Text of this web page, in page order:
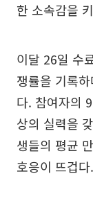
한 소속감을
이달 26일 수
쟁률을 기록
다. 참여자의
상의 실력을
생들의 평균
호응이 뜨겁다.